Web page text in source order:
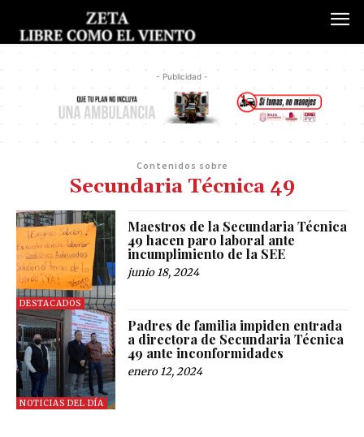
- Publicidad -
Contenidos sobre
Secundaria Técnica 49
DESTACADOS
Maestros de la Secundaria Técnica
49 hacen paro laboral ante
incumplimiento de la SEE
junio 18, 2024
NOTICIAS DEL DÍA
Padres de familia impiden entrada
a directora de Secundaria Técnica
49 ante inconformidades
enero 12, 2024